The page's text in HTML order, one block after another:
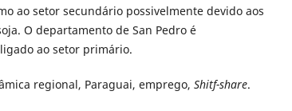
ao setor secundário possivelmente devido aos
O departamento de San Pedro é
ao setor primário.
regional, Paraguai, emprego, Shitf-share.